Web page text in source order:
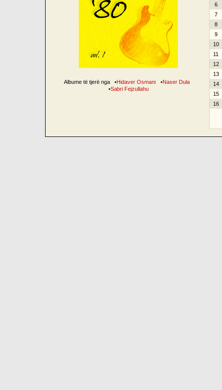
Albume të tjerë nga •Hidaver Osmani •Naser Dula
•Sabri Fejzullahu
6
7
8
9
10
11
12
13
14
15
16